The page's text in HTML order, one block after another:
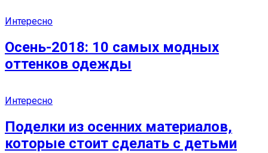
Интересно
Осень-2018: 10 самых модных
оттенков одежды
Интересно
Поделки из осенних материалов,
которые стоит сделать с детьми